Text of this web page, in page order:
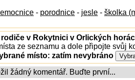
- porodnice - jesle - školka
v Rokytnici v Orlických
ze seznamu a dole připojte svůj
místo: zatím nevybráno
žádný komentář. Buďte první...